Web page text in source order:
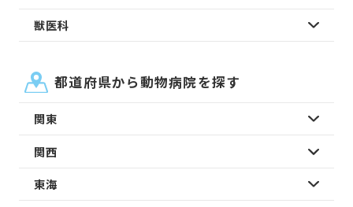
獣医科
都道府県から動物病院を探す
関東
関西
東海